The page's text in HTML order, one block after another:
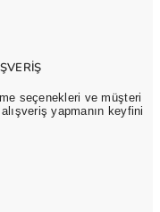
seçenekleri ve müşteri
yapmanın keyfini